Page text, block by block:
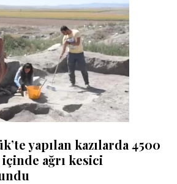
yapılan kazılarda 4500
ağrı kesici